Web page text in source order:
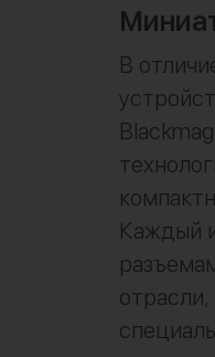
В
Каждый
отрасли,